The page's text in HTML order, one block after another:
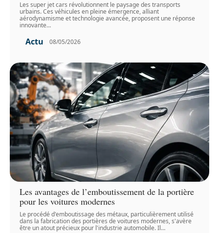
Les super jet cars révolutionnent le paysage des transports
urbains. Ces véhicules en pleine émergence, alliant
aérodynamisme et technologie avancée, proposent une réponse
innovante…
Actu 08/05/2026
Les avantages de l’emboutissement de la portière
pour les voitures modernes
Le procédé d'emboutissage des métaux, particulièrement utilisé
dans la fabrication des portières de voitures modernes, s'avère
être un atout précieux pour l'industrie automobile. Il…